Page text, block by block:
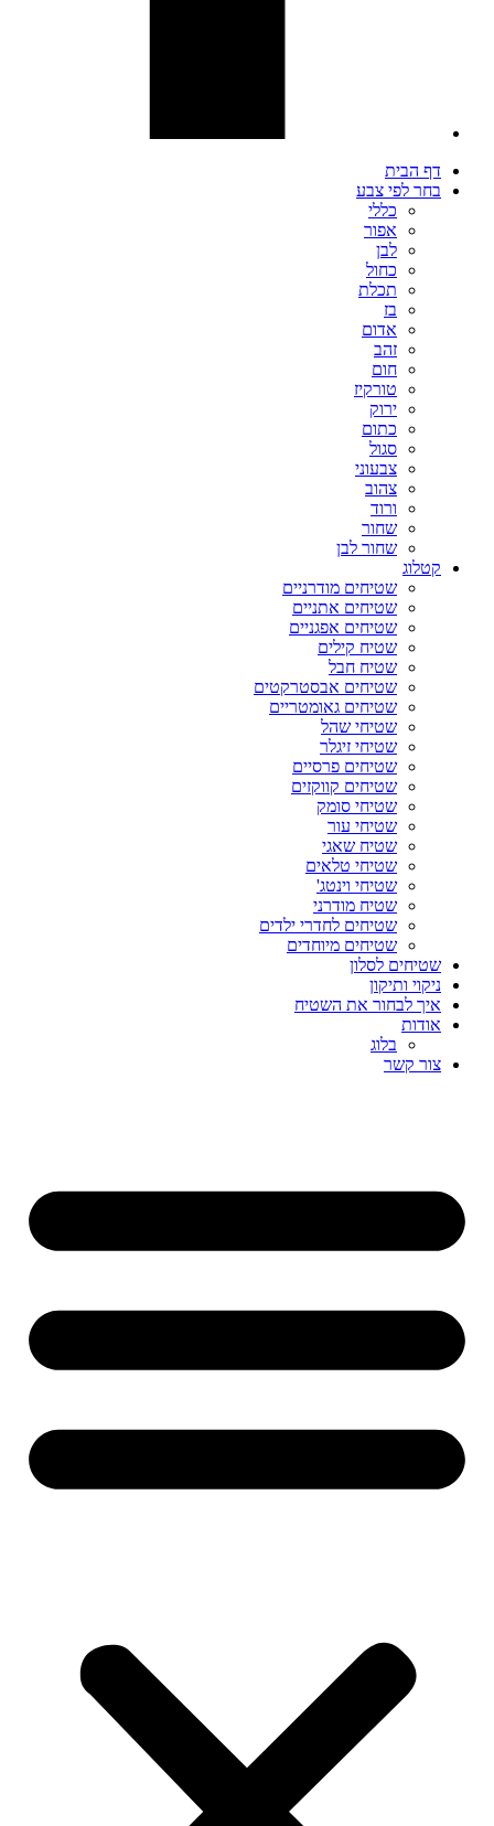
דף הבית
בחר לפי צבע
כללי
אפור
לבן
כחול
תכלת
בז
אדום
זהב
חום
טורקיז
ירוק
כתום
סגול
צבעוני
צהוב
ורוד
שחור
שחור לבן
קטלוג
שטיחים מודרניים
שטיחים אתניים
שטיחים אפגניים
שטיח קילים
שטיח חבל
שטיחים אבסטרקטים
שטיחים גאומטריים
שטיחי שהל
שטיחי זיגלר
שטיחים פרסיים
שטיחים קווקזים
שטיחי סומק
שטיחי עור
שטיח שאגי
שטיחי טלאים
שטיחי וינטג'
שטיח מודרני
שטיחים לחדרי ילדים
שטיחים מיוחדים
שטיחים לסלון
ניקוי ותיקון
איך לבחור את השטיח
אודות
בלוג
צור קשר